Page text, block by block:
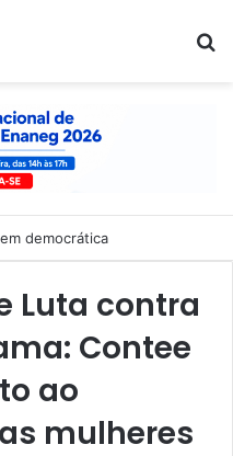
democrática
Luta contra
Contee
ao
mulheres